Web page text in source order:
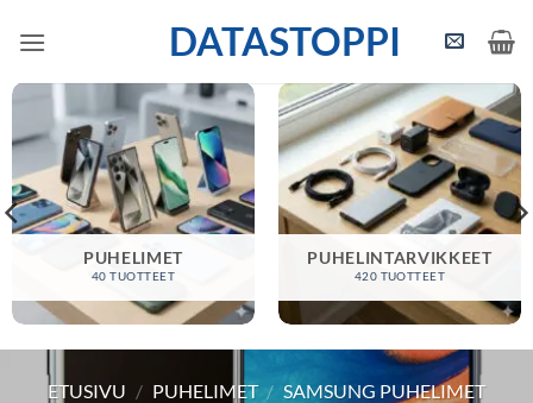
DATASTOPPI
PUHELIMET
40 TUOTTEET
PUHELINTARVIKKEET
420 TUOTTEET
ETUSIVU / PUHELIMET / SAMSUNG PUHELIMET